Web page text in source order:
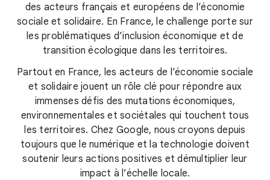
des acteurs français et européens de l’économie
sociale et solidaire. En France, le challenge porte sur
les problématiques d’inclusion économique et de
transition écologique dans les territoires.
Partout en France, les acteurs de l’économie sociale
et solidaire jouent un rôle clé pour répondre aux
immenses défis des mutations économiques,
environnementales et sociétales qui touchent tous
les territoires. Chez Google, nous croyons depuis
toujours que le numérique et la technologie doivent
soutenir leurs actions positives et démultiplier leur
impact à l’échelle locale.